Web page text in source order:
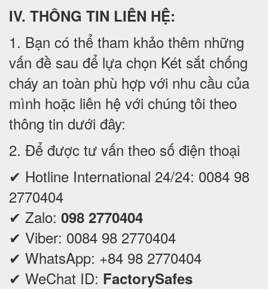
IV. THÔNG TIN LIÊN HỆ:
1. Bạn có thể tham khảo thêm những
vấn đề sau để lựa chọn Két sắt chống
cháy an toàn phù hợp với nhu cầu của
mình hoặc liên hệ với chúng tôi theo
thông tin dưới đây:
2. Để được tư vấn theo số điện thoại
✔ Hotline International 24/24: 0084 98
2770404
✔ Zalo: 098 2770404
✔ Viber: 0084 98 2770404
✔ WhatsApp: +84 98 2770404
✔ WeChat ID: FactorySafes